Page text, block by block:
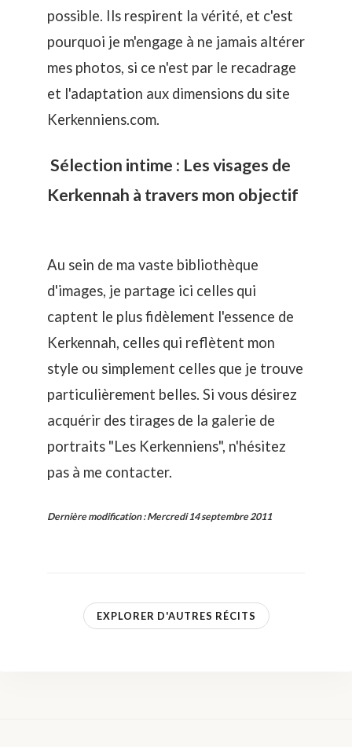
possible. Ils respirent la vérité, et c'est
pourquoi je m'engage à ne jamais altérer
mes photos, si ce n'est par le recadrage
et l'adaptation aux dimensions du site
Kerkenniens.com.
Sélection intime : Les visages de
Kerkennah à travers mon objectif
Au sein de ma vaste bibliothèque
d'images, je partage ici celles qui
captent le plus fidèlement l'essence de
Kerkennah, celles qui reflètent mon
style ou simplement celles que je trouve
particulièrement belles. Si vous désirez
acquérir des tirages de la galerie de
portraits "Les Kerkenniens", n'hésitez
pas à me contacter.
Dernière modification:Mercredi 14 septembre 2011
EXPLORER D'AUTRES RÉCITS